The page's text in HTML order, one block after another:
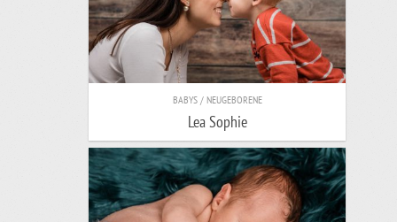
BABYS / NEUGEBORENE
Lea Sophie